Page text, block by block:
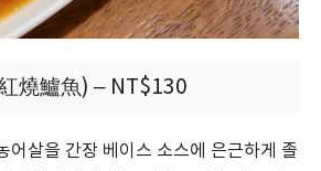
燒鱸魚) – NT$130
어살을 간장 베이스 소스에 은근하게 졸